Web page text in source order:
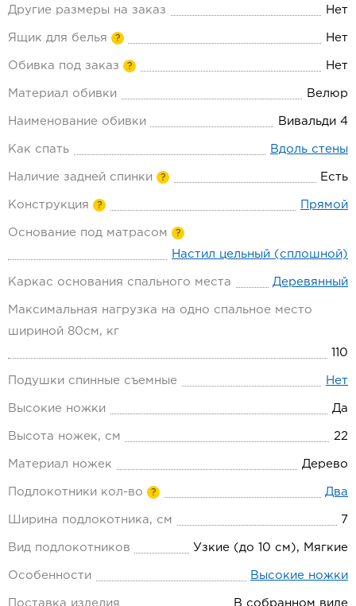
Другие размеры на заказ Нет
Ящик для белья ? Нет
Обивка под заказ ? Нет
Материал обивки Велюр
Наименование обивки Вивальди 4
Как спать Вдоль стены
Наличие задней спинки ? Есть
Конструкция ? Прямой
Основание под матрасом ?
Настил цельный (сплошной)
Каркас основания спального места Деревянный
Максимальная нагрузка на одно спальное место
шириной 80см, кг
110
Подушки спинные съемные Нет
Высокие ножки Да
Высота ножек, см 22
Материал ножек Дерево
Подлокотники кол-во ? Два
Ширина подлокотника, см 7
Вид подлокотников Узкие (до 10 см), Мягкие
Особенности Высокие ножки
Поставка изделия В собранном виде